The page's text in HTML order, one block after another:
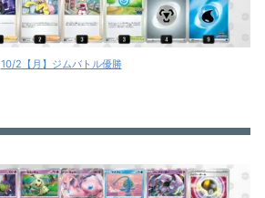
10/2【月】ジムバトル優勝